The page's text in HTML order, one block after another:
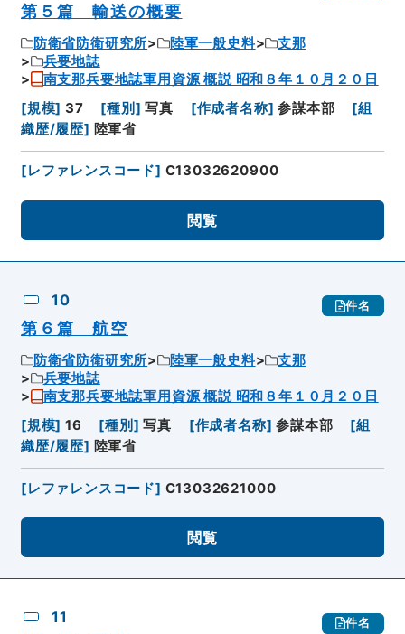
第５篇 輸送の概要
防衛省防衛研究所 陸軍一般史料
支那
兵要地誌
南支那兵要地誌軍用資源 概説 昭和８年１０月２０日
[規模] 37 [種別 ] 写真 [作成者名称] 参謀本部 [組
織歴/履歴] 陸軍省
[レファレンスコード] C13032620900
閲覧
10 件名
第６篇 航空
防衛省防衛研究所 陸軍一般史料
支那
兵要地誌
南支那兵要地誌軍用資源 概説 昭和８年１０月２０日
[規模] 16 [種別 ] 写真 [作成者名称] 参謀本部 [組
織歴/履歴] 陸軍省
[レファレンスコード] C13032621000
閲覧
11 件名